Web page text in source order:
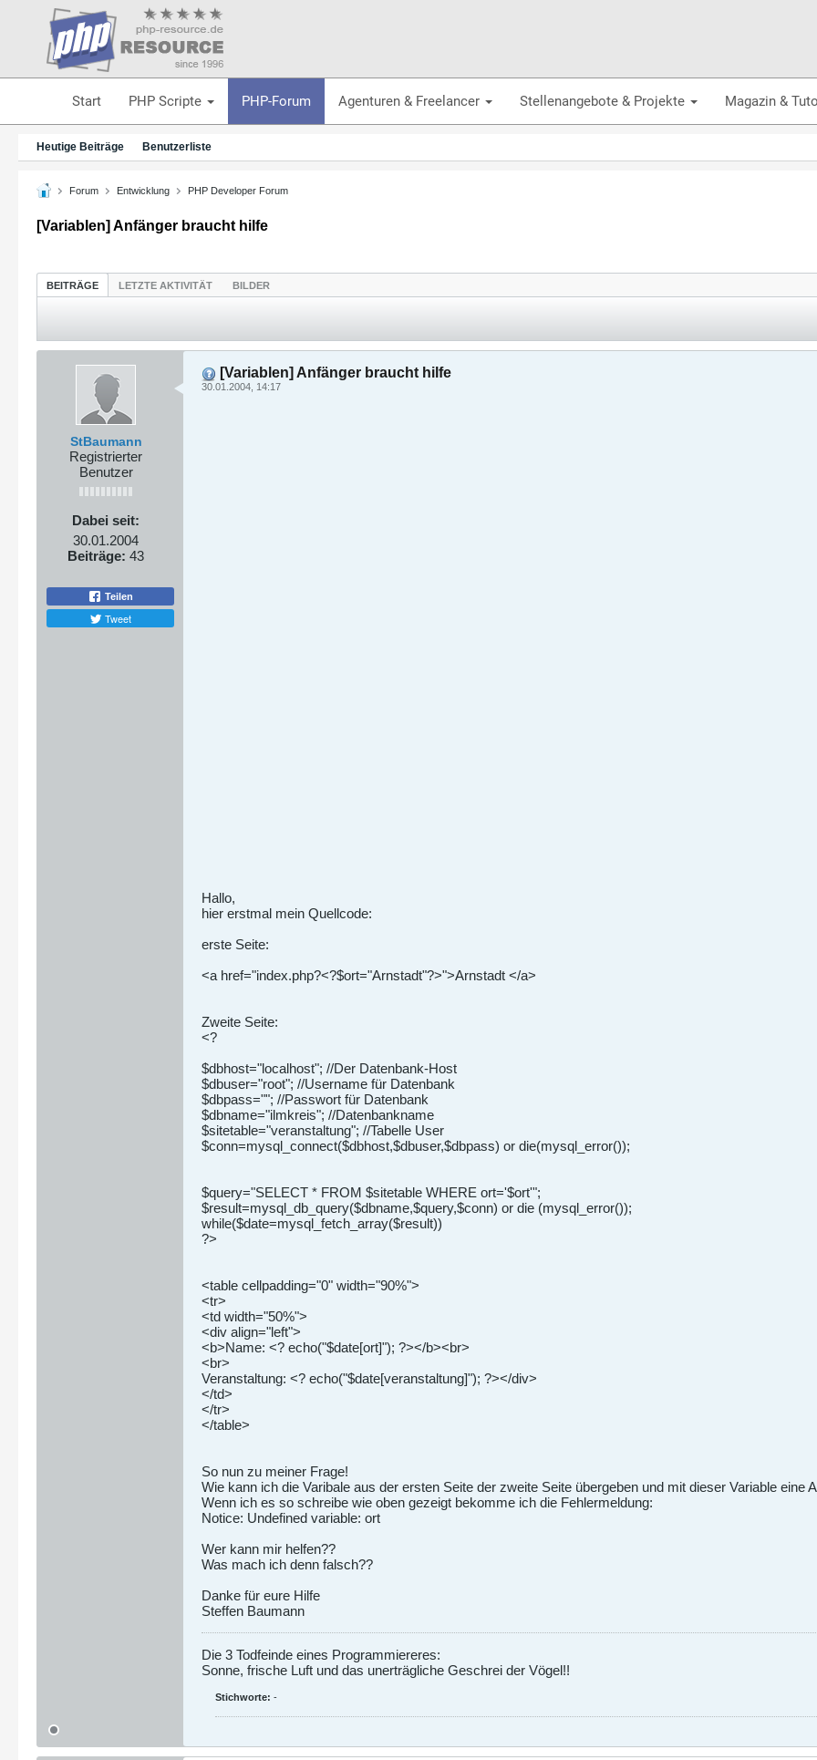
Start PHP Scripte PHP-Forum Agenturen & Freelancer Stellenangebote & Projekte Magazin &
Heutige Beiträge Benutzerliste
Forum Entwicklung PHP Developer Forum
[Variablen] Anfänger braucht hilfe
BEITRÄGE LETZTE AKTIVITÄT BILDER
StBaumann
Registrierter
Benutzer
Dabei seit:
30.01.2004
Beiträge: 43
Teilen
Tweet
[Variablen] Anfänger braucht hilfe
30.01.2004, 14:17
Hallo,
hier erstmal mein Quellcode:
erste Seite:
<a href="index.php?<?$ort="Arnstadt"?>">Arnstadt </a>
Zweite Seite:
<?
$dbhost="localhost"; //Der Datenbank-Host
$dbuser="root"; //Username für Datenbank
$dbpass=""; //Passwort für Datenbank
$dbname="ilmkreis"; //Datenbankname
$sitetable="veranstaltung"; //Tabelle User
$conn=mysql_connect($dbhost,$dbuser,$dbpass) or die(mysql_error());
$query="SELECT * FROM $sitetable WHERE ort='$ort'";
$result=mysql_db_query($dbname,$query,$conn) or die (mysql_error());
while($date=mysql_fetch_array($result))
?>
<table cellpadding="0" width="90%">
<tr>
<td width="50%">
<div align="left">
<b>Name: <? echo("$date[ort]"); ?></b><br>
<br>
Veranstaltung: <? echo("$date[veranstaltung]"); ?></div>
</td>
</tr>
</table>
So nun zu meiner Frage!
Wie kann ich die Varibale aus der ersten Seite der zweite Seite übergeben und mit dieser Variable eine
Wenn ich es so schreibe wie oben gezeigt bekomme ich die Fehlermeldung:
Notice: Undefined variable: ort
Wer kann mir helfen??
Was mach ich denn falsch??
Danke für eure Hilfe
Steffen Baumann
Die 3 Todfeinde eines Programmiereres:
Sonne, frische Luft und das unerträgliche Geschrei der Vögel!!
Stichworte: -